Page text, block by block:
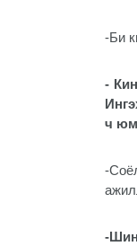
-Би
-
ч юм
-
-